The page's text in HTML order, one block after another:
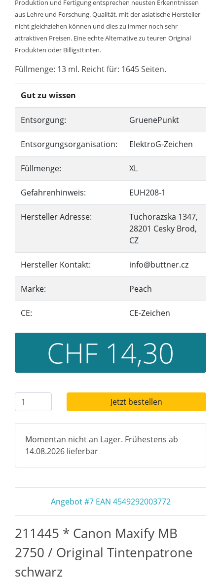
Produktion und Fertigung entsprechen neusten Erkenntnissen
aus Lehre und Forschung. Qualität, mit der asiatische Hersteller
nicht gleichziehen können und dies zu immer noch sehr
attraktiven Preisen. Eine echte Alternative zu teuren Original
Produkten oder Billigsttinten.
Füllmenge: 13 ml. Reicht für: 1645 Seiten.
Gut zu wissen
Entsorgung: GruenePunkt
Entsorgungsorganisation: ElektroG-Zeichen
Füllmenge: XL
Gefahrenhinweis: EUH208-1
Hersteller Adresse:
Tuchorazska 1347,
28201 Cesky Brod,
CZ
Hersteller Kontakt: info@buttner.cz
Marke: Peach
CE: CE-Zeichen
CHF 14,30
Jetzt bestellen
Momentan nicht an Lager. Frühestens ab
14.08.2026 lieferbar
Angebot #7 EAN 4549292003772
211445 * Canon Maxify MB
2750 / Original Tintenpatrone
schwarz